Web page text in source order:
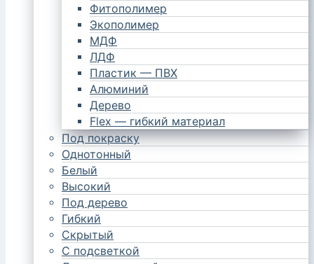
Фитополимер
Экополимер
МДФ
ЛДФ
Пластик — ПВХ
Алюминий
Дерево
Flex — гибкий материал
Под покраску
Однотонный
Белый
Высокий
Под дерево
Гибкий
Скрытый
С подсветкой